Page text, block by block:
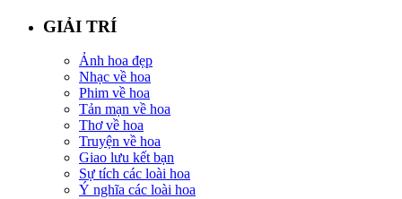
GIẢI TRÍ
Ảnh hoa đẹp
Nhạc về hoa
Phim về hoa
Tản mạn về hoa
Thơ về hoa
Truyện về hoa
Giao lưu kết bạn
Sự tích các loài hoa
Ý nghĩa các loài hoa